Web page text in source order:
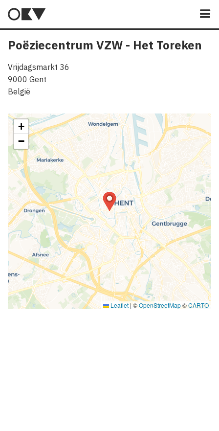
Poëziecentrum VZW - Het Toreken
Vrijdagsmarkt 36
9000 Gent
België
+
−
Leaflet | ©OpenStreetMap©CARTO